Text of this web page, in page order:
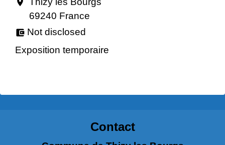
69240 France
account_balance_wallet Not disclosed
Exposition temporaire
Contact